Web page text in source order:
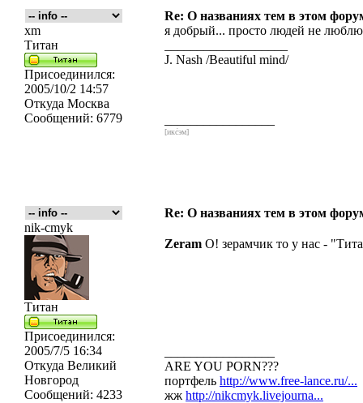
Re: О названиях тем в этом
xm
Титан
Присоединился:
2005/10/2 14:57
Откуда Москва
Сообщений: 6779
я добрый... просто людей не
J. Nash /Beautiful mind/
[икс́эм]
Re: О названиях тем в этом
nik-cmyk
Титан
Присоединился:
2005/7/5 16:34
Откуда Великий
Новгород
Сообщений: 4233
Zeram О! зерамчик то у нас -
ARE YOU PORN???
портфель http://www.free-lance.ru/...
жж http://nikcmyk.livejourna...